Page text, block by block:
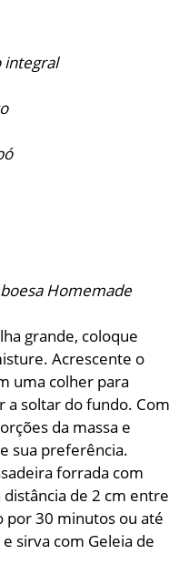
integral
Homemade
grande, coloque
Acrescente o
uma colher para
a soltar do fundo. Com
da massa e
sua preferência.
forrada com
de 2 cm entre
por 30 minutos ou até
sirva com Geleia de